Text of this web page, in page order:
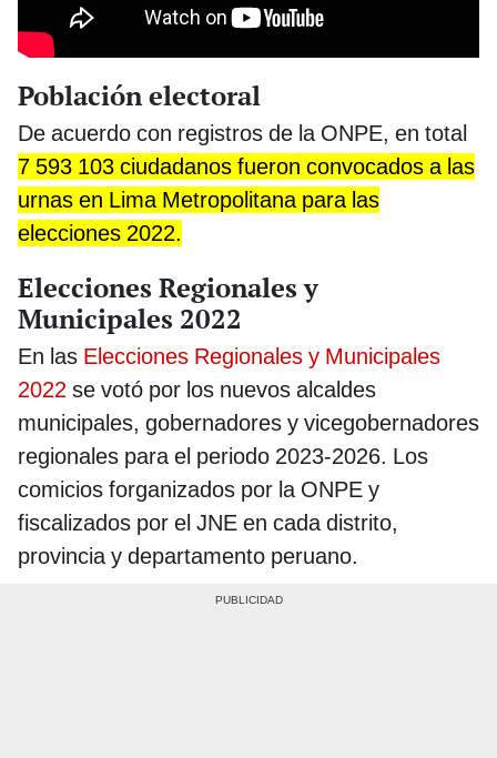
Población electoral
De acuerdo con registros de la ONPE, en total
7 593 103 ciudadanos fueron convocados a las
urnas en Lima Metropolitana para las
elecciones 2022.
Elecciones Regionales y
Municipales 2022
En las Elecciones Regionales y Municipales
2022 se votó por los nuevos alcaldes
municipales, gobernadores y vicegobernadores
regionales para el periodo 2023-2026. Los
comicios forganizados por la ONPE y
fiscalizados por el JNE en cada distrito,
provincia y departamento peruano.